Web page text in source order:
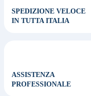
SPEDIZIONE VELOCE
IN TUTTA ITALIA
ASSISTENZA
PROFESSIONALE